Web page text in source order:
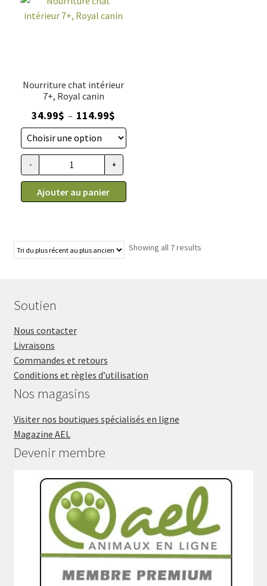
Nourriture chat intérieur
7+, Royal canin
34.99$ – 114.99$
de
prix :
34.99$
à
quantité de Nourriture chat intérieur 7+, Royal canin
- +
Ajouter au panier
Showing all 7 results
Soutien
Nous contacter
Livraisons
Commandes et retours
Conditions et règles d’utilisation
Nos magasins
Visiter nos boutiques spécialisés en ligne
Magazine AEL
Devenir membre